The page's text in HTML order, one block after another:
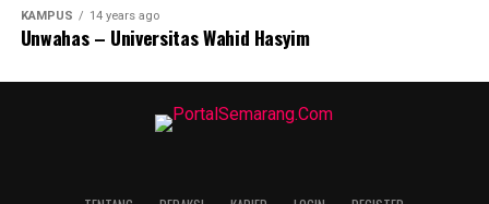
KAMPUS 14 years ago
Unwahas – Universitas Wahid Hasyim